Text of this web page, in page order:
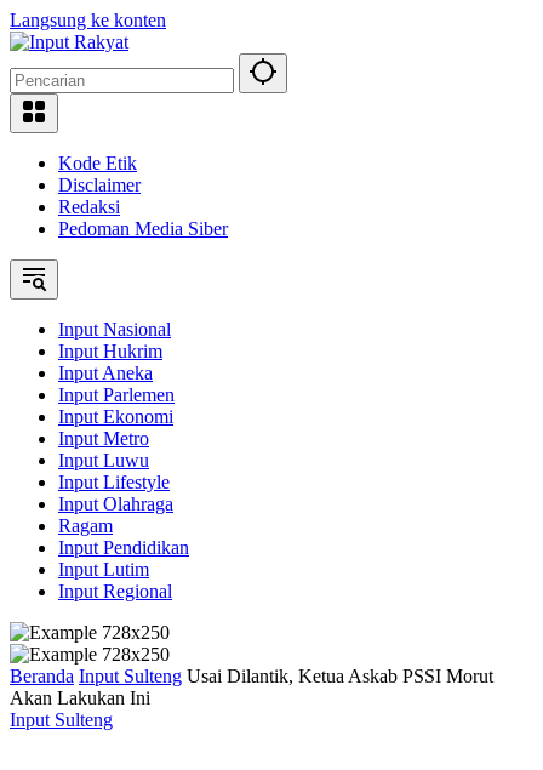
Langsung ke konten
Kode Etik
Disclaimer
Redaksi
Pedoman Media Siber
Input Nasional
Input Hukrim
Input Aneka
Input Parlemen
Input Ekonomi
Input Metro
Input Luwu
Input Lifestyle
Input Olahraga
Ragam
Input Pendidikan
Input Lutim
Input Regional
Beranda Input Sulteng Usai Dilantik, Ketua Askab PSSI Morut
Akan Lakukan Ini
Input Sulteng